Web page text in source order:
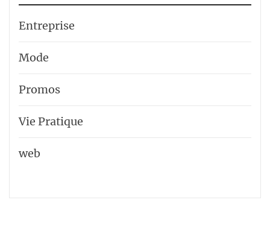
Entreprise
Mode
Promos
Vie Pratique
web